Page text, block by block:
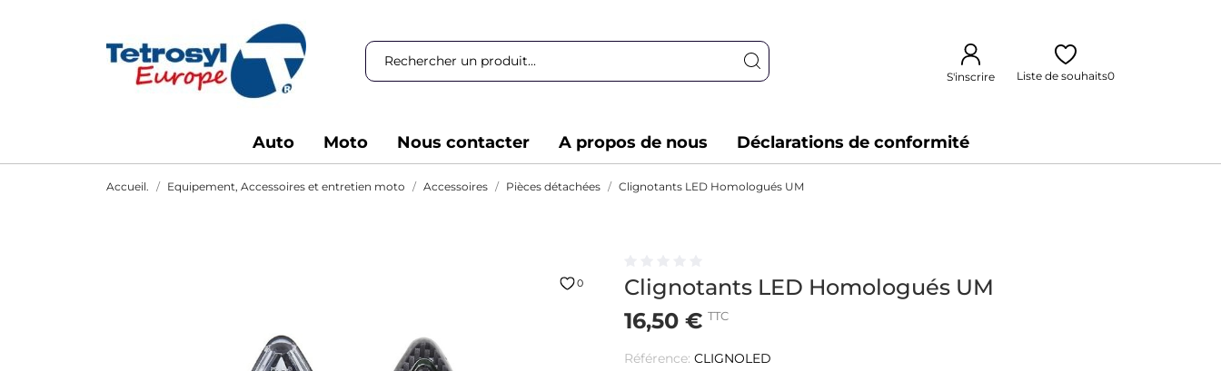
S'inscrire Liste de souhaits0
Auto Moto Nous contacter A propos de nous Déclarations de conformité
Accueil. Equipement, Accessoires et entretien moto Accessoires Pièces détachées Clignotants LED Homologués UM
0
Clignotants LED Homologués UM
16,50 € TTC
Référence: CLIGNOLED